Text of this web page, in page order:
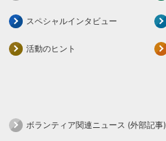
スペシャルインタビュー
活動のヒント
ボランティア関連ニュース (外部記事)